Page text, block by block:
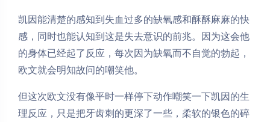
凯因能清楚的感知到失血过多的缺氧感和酥酥麻麻的快
感，同时也能认知到这是失去意识的前兆。因为这会他
的身体已经起了反应，每次因为缺氧而不自觉的勃起，
欧文就会明知故问的嘲笑他。
但这次欧文没有像平时一样停下动作嘲笑一下凯因的生
理反应，只是把牙齿刺的更深了一些，柔软的银色的碎